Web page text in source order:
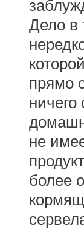
Дело в
прямо
ничего
не
более